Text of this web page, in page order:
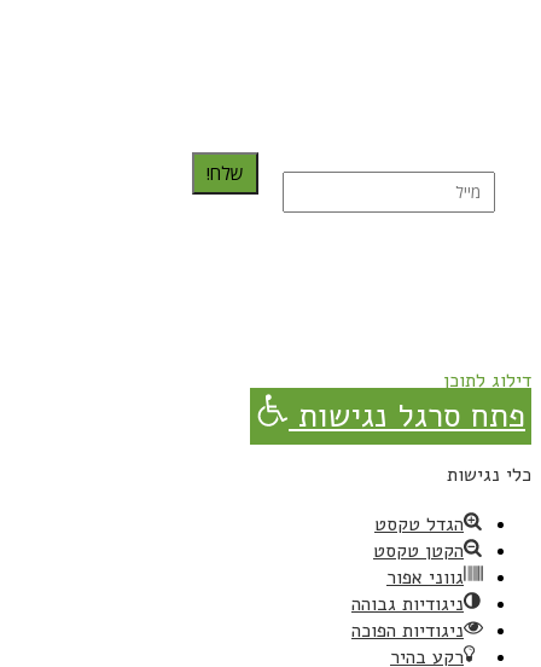
שלח!
דילוג לתוכן
פתח סרגל נגישות
כלי נגישות
הגדל טקסט
הקטן טקסט
גווני אפור
ניגודיות גבוהה
ניגודיות הפוכה
רקע בהיר